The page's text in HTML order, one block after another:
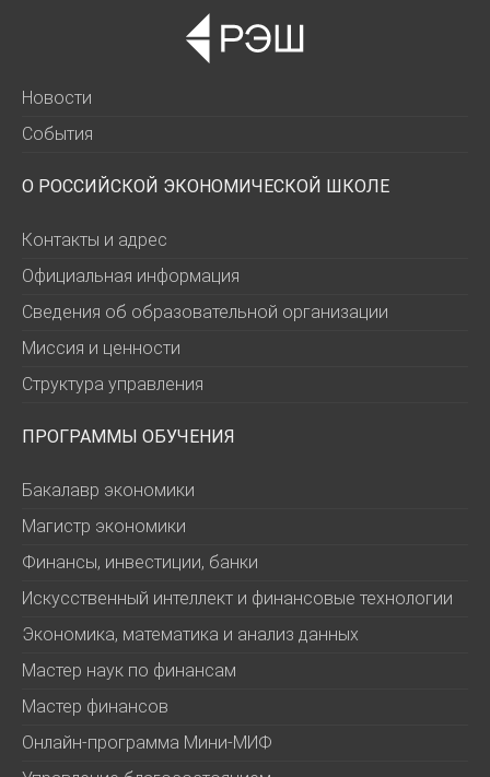
Новости
События
О РОССИЙСКОЙ ЭКОНОМИЧЕСКОЙ ШКОЛЕ
Контакты и адрес
Официальная информация
Сведения об образовательной организации
Миссия и ценности
Структура управления
ПРОГРАММЫ ОБУЧЕНИЯ
Бакалавр экономики
Магистр экономики
Финансы, инвестиции, банки
Искусственный интеллект и финансовые технологии
Экономика, математика и анализ данных
Мастер наук по финансам
Мастер финансов
Онлайн-программа Мини-МИФ